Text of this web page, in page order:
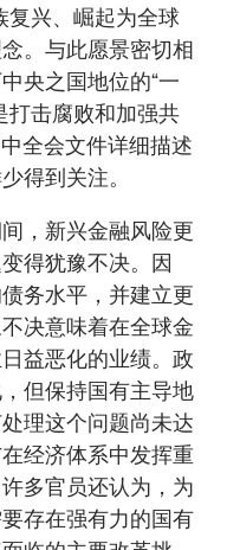
复兴、崛起为全球
。与此愿景密切相
央之国地位的“一
打击腐败和加强共
全会文件详细描述
得到关注。
，新兴金融风险更
得犹豫不决。因
务水平，并建立更
决意味着在全球金
益恶化的业绩。政
但保持国有主导地
理这个问题尚未达
经济体系中发挥重
多官员还认为，为
存在强有力的国有